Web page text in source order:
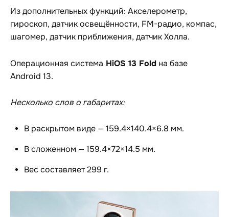
Из дополнительных функций: Акселерометр,
гироскоп, датчик освещённости, FM-радио, компас,
шагомер, датчик приближения, датчик Холла.
Операционная система HiOS 13 Fold на базе
Android 13.
Несколько слов о габаритах:
В раскрытом виде — 159.4×140.4×6.8 мм.
В сложенном — 159.4×72×14.5 мм.
Вес составляет 299 г.